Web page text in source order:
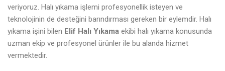
veriyoruz. Halı yıkama işlemi profesyonellik isteyen ve
teknolojinin de desteğini barındırması gereken bir eylemdir. Halı
yıkama işini bilen Elif Halı Yıkama ekibi halı yıkama konusunda
uzman ekip ve profesyonel ürünler ile bu alanda hizmet
vermektedir.